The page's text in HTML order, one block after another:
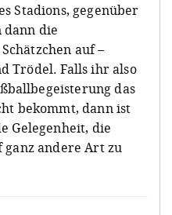
Stadions, gegenüber
dann die
auf –
Trödel. Falls ihr also
das
bekommt, dann ist
Gelegenheit, die
ganz andere Art zu